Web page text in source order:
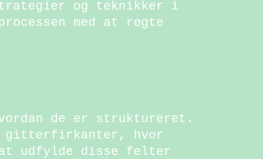
og teknikker i
med at røgte
de er struktureret.
gitterfirkanter, hvor
udfylde disse felter